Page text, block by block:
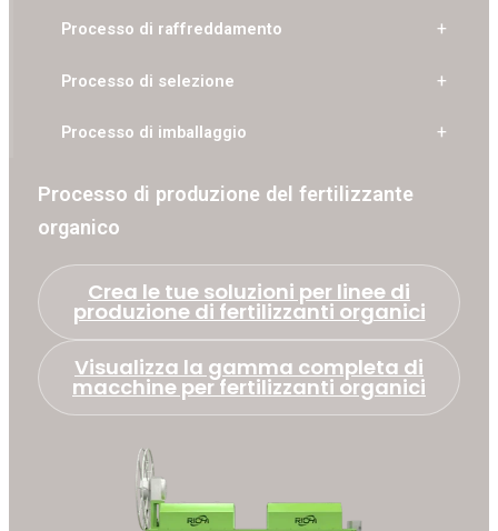
Processo di raffreddamento
Processo di selezione
Processo di imballaggio
Processo di produzione del fertilizzante
organico
Crea le tue soluzioni per linee di
produzione di fertilizzanti organici
Visualizza la gamma completa di
macchine per fertilizzanti organici